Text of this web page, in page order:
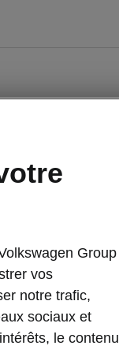
professionnels
Group
vos
notre trafic,
sociaux et
le contenu